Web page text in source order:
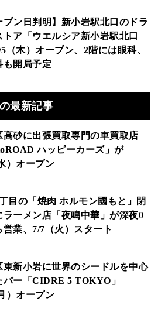
プン日判明】新小岩駅北口のドラ
トア「ウエルシア新小岩駅北口
（木）オープン、2階には眼科、
も開局予定
最新記事
高砂に出張買取専門の車買取店
ハッピーカーズ」が
）オープン
目の「焼肉 ホルモン國もと」閉
ラーメン店「夜鳴中華」が深夜0
営業、7/7（火）スタート
東新小岩に世界のシードルを中心
バー「CIDRE 5 TOKYO」
）オープン